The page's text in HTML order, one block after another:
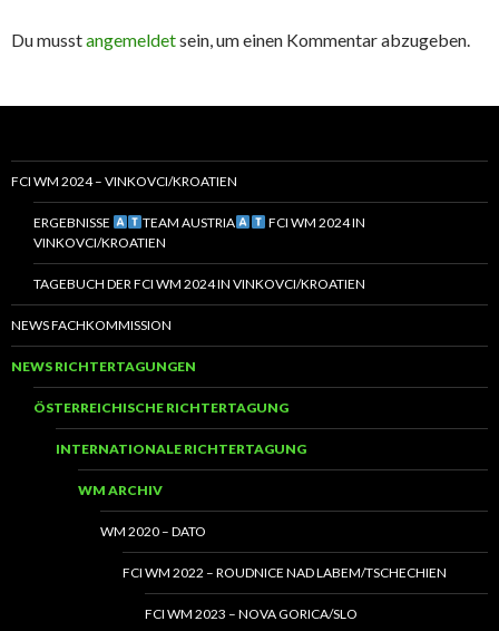
Du musstangemeldetsein, um einen Kommentar abzugeben.
FCI WM 2024 – VINKOVCI/KROATIEN
ERGEBNISSE TEAM AUSTRIA
FCI WM 2024 IN
VINKOVCI/KROATIEN
TAGEBUCH DER FCI WM 2024 IN VINKOVCI/KROATIEN
NEWS FACHKOMMISSION
NEWS RICHTERTAGUNGEN
ÖSTERREICHISCHE RICHTERTAGUNG
INTERNATIONALE RICHTERTAGUNG
WM ARCHIV
WM 2020 – DATO
FCI WM 2022 – ROUDNICE NAD LABEM/TSCHECHIEN
FCI WM 2023 – NOVA GORICA/SLO